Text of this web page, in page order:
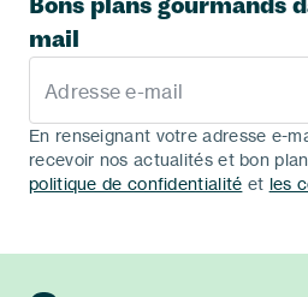
mail
Adresse e-mail
En renseignant votre adresse e-
recevoir nos actualités et bon
politique de confidentialité et les